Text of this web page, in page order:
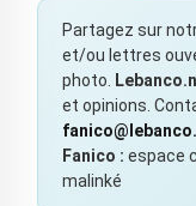
Partagez sur
et/ou lettres
photo.
et opinions.
Fanico : espace
malinké